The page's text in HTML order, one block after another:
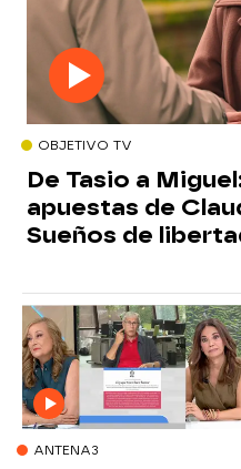
OBJETIVO TV
De Tasio a
apuestas de
Sueños de
ANTENA3